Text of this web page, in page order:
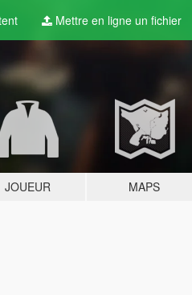
Mettre en ligne un fichier
JOUEUR MAPS